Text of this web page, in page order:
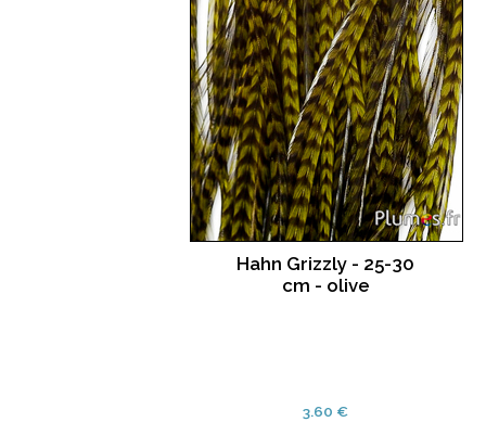
Hahn Grizzly - 25-30
cm - olive
3.60 €